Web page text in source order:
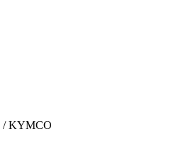
/ KYMCO